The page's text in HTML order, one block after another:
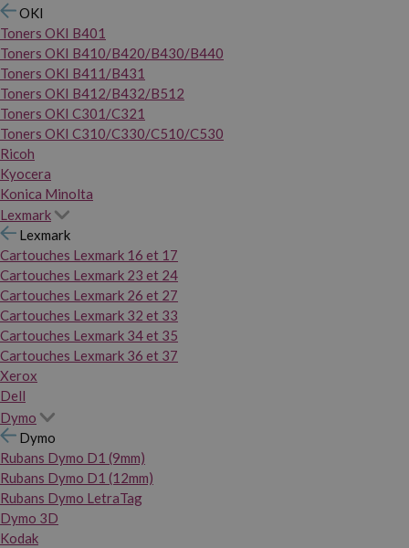
OKI
Toners OKI B401
Toners OKI B410/B420/B430/B440
Toners OKI B411/B431
Toners OKI B412/B432/B512
Toners OKI C301/C321
Toners OKI C310/C330/C510/C530
Ricoh
Kyocera
Konica Minolta
Lexmark
Lexmark
Cartouches Lexmark 16 et 17
Cartouches Lexmark 23 et 24
Cartouches Lexmark 26 et 27
Cartouches Lexmark 32 et 33
Cartouches Lexmark 34 et 35
Cartouches Lexmark 36 et 37
Xerox
Dell
Dymo
Dymo
Rubans Dymo D1 (9mm)
Rubans Dymo D1 (12mm)
Rubans Dymo LetraTag
Dymo 3D
Kodak